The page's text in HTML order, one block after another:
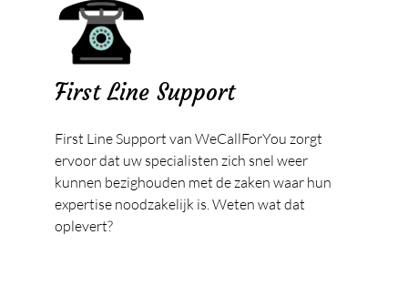
Contact
First Line Support
First Line Support van WeCallForYou zorgt
ervoor dat uw specialisten zich snel weer
kunnen bezighouden met de zaken waar hun
expertise noodzakelijk is. Weten wat dat
oplevert?